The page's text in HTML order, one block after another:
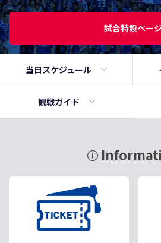
試合特設ペー
当日 スケジュール
観戦ガイド